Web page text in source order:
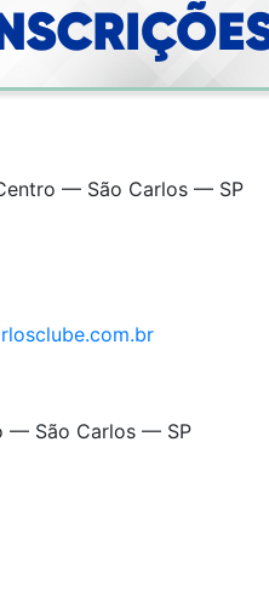
— São Carlos — SP
— São Carlos — SP